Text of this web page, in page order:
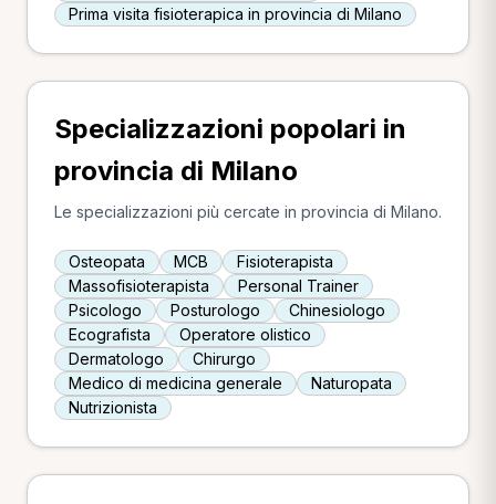
Prima visita fisioterapica in provincia di Milano
Specializzazioni popolari in
provincia di Milano
Le specializzazioni più cercate in provincia di Milano.
Osteopata MCB
Fisioterapista
Massofisioterapista
Personal Trainer
Psicologo
Posturologo
Chinesiologo
Ecografista
Operatore olistico
Dermatologo
Chirurgo
Medico di medicina generale
Naturopata
Nutrizionista